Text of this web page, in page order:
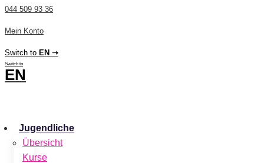
044 509 93 36
Mein Konto
Switch to EN ➝
Switch to
EN
Jugendliche
Übersicht
Kurse